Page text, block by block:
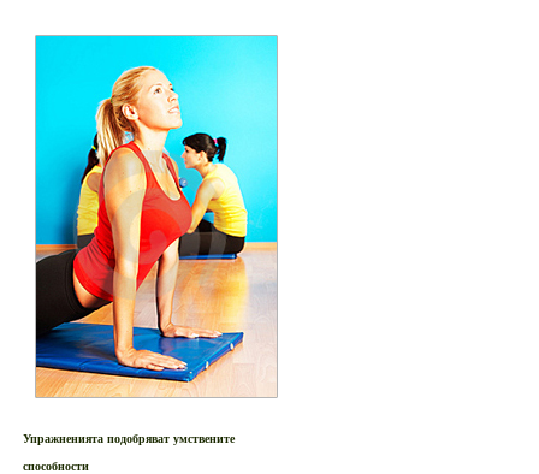
Упражненията подобряват умствените
способности